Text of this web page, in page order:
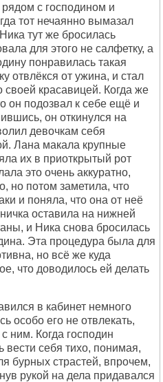
с господином и
тот нечаянно вымазал
тут же бросилась
для этого не салфетку, а
понравилась такая
отвлёкся от ужина, и стал
своей красавицей. Когда же
он подозвал к себе ещё и
он откинулся на
девочкам себя
Лана макала крупные
их в приоткрытый рот
это очень аккуратно,
но потом заметила, что
и поняла, что она от неё
оставила на нижней
и Ника снова бросилась
Эта процедура была для
но всё же куда
что доводилось ей делать
в кабинет немного
особо его не отвлекать,
ним. Когда господин
вести себя тихо, понимая,
бурных страстей, впрочем,
рукой на дела придавался